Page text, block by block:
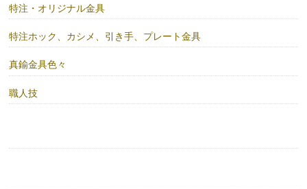
特注・オリジナル金具
特注ホック、カシメ、引き手、プレート金具
真鍮金具色々
職人技